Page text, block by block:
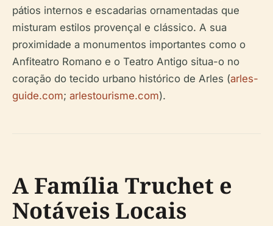
pátios internos e escadarias ornamentadas que
misturam estilos provençal e clássico. A sua
proximidade a monumentos importantes como o
Anfiteatro Romano e o Teatro Antigo situa-o no
coração do tecido urbano histórico de Arles (arles-
guide.com; arlestourisme.com).
A Família Truchet e
Notáveis Locais